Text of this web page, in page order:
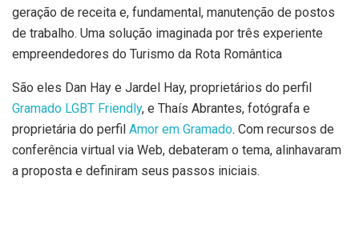
geração de receita e, fundamental, manutenção de postos
de trabalho. Uma solução imaginada por três experiente
empreendedores do Turismo da Rota Romântica
São eles Dan Hay e Jardel Hay, proprietários do perfil
Gramado LGBT Friendly, e Thaís Abrantes, fotógrafa e
proprietária do perfil Amor em Gramado. Com recursos de
conferência virtual via Web, debateram o tema, alinhavaram
a proposta e definiram seus passos iniciais.